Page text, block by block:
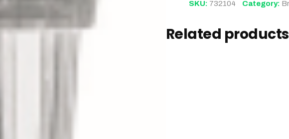
SKU: 732104 Category:
Related products